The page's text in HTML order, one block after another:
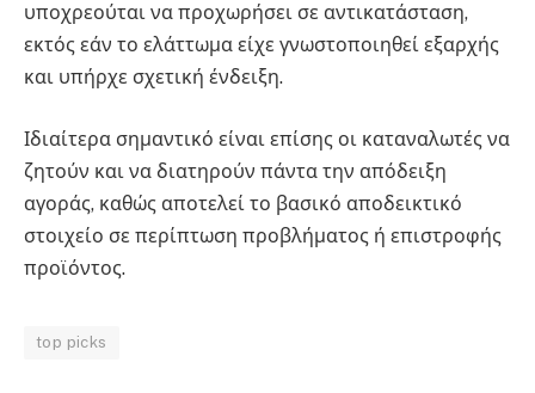
υποχρεούται να προχωρήσει σε αντικατάσταση,
εκτός εάν το ελάττωμα είχε γνωστοποιηθεί εξαρχής
και υπήρχε σχετική ένδειξη.
Ιδιαίτερα σημαντικό είναι επίσης οι καταναλωτές να
ζητούν και να διατηρούν πάντα την απόδειξη
αγοράς, καθώς αποτελεί το βασικό αποδεικτικό
στοιχείο σε περίπτωση προβλήματος ή επιστροφής
προϊόντος.
top picks